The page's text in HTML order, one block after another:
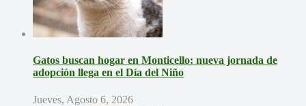
Gatos buscan hogar en Monticello: nueva jornada de
adopción llega en el Día del Niño
Jueves, Agosto 6, 2026